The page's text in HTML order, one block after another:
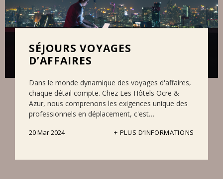
SÉJOURS VOYAGES
D’AFFAIRES
Dans le monde dynamique des voyages d'affaires,
chaque détail compte. Chez Les Hôtels Ocre &
Azur, nous comprenons les exigences unique des
professionnels en déplacement, c'est…
20 Mar 2024 PLUS D’INFORMATIONS